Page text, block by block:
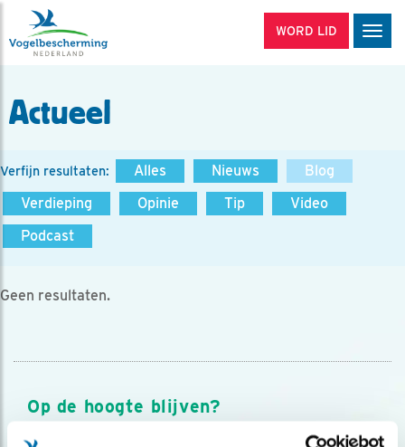
WORD LID
Actueel
Verfijn resultaten: Alles Nieuws
Blog
Verdieping
Opinie Tip
Video
Podcast
Geen resultaten.
Op de hoogte blijven?
Meld je aan en ontvang nieuws, inspiratie, acties en tips